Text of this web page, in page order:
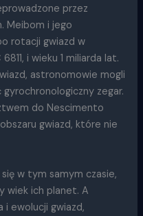
przez
Meibom i jego
rotacji gwiazd w
i wieku 1 miliarda lat.
astronomowie mogli
zegar.
do Nescimento
gwiazd, które nie
w tym samym czasie,
wiek ich planet. A
i ewolucji gwiazd,